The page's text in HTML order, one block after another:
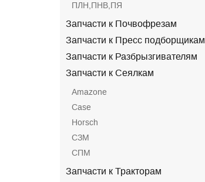
ПЛН,ПНВ,ПЯ
Запчасти к Почвофрезам
Запчасти к Пресс подборщикам
Запчасти к Разбрызгивателям
Запчасти к Сеялкам
Amazone
Case
Horsch
СЗМ
СПМ
Запчасти к Тракторам
образной стойкой